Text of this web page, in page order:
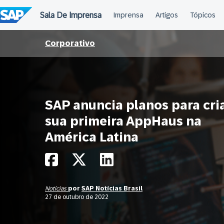
para
o
conteúdo
Corporativo
SAP anuncia planos para
sua primeira AppHaus na
América Latina
Notícias por SAP Notícias Brasil
27 de outubro de 2022